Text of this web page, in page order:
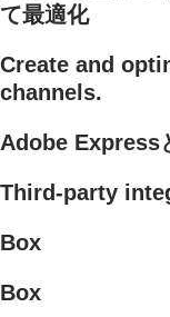
て最適化
Create and
channels.
Adobe Express
Third-party
Box
Box